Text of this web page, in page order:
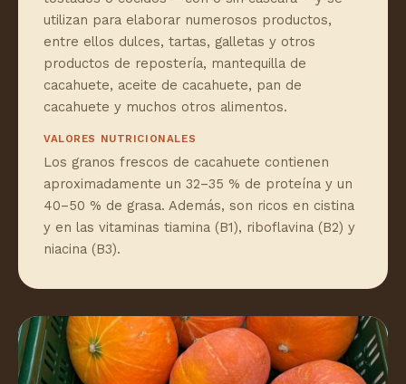
utilizan para elaborar numerosos productos,
entre ellos dulces, tartas, galletas y otros
productos de repostería, mantequilla de
cacahuete, aceite de cacahuete, pan de
cacahuete y muchos otros alimentos.
VALORES NUTRICIONALES
Los granos frescos de cacahuete contienen
aproximadamente un 32–35 % de proteína y un
40–50 % de grasa. Además, son ricos en cistina
y en las vitaminas tiamina (B1), riboflavina (B2) y
niacina (B3).